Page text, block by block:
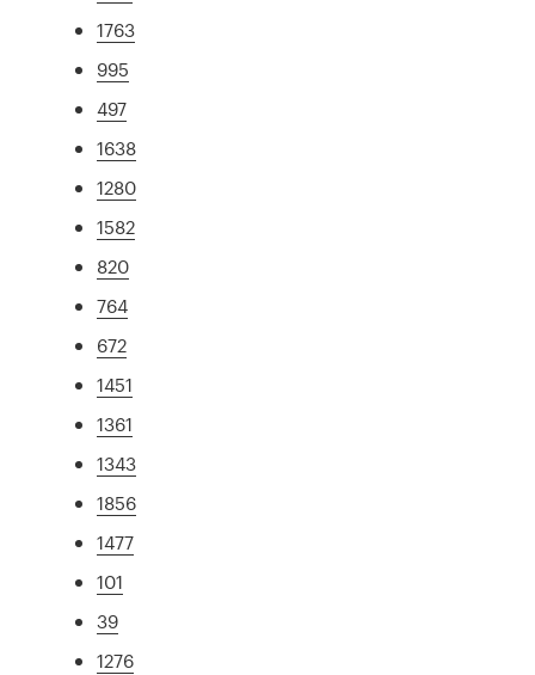
1763
995
497
1638
1280
1582
820
764
672
1451
1361
1343
1856
1477
101
39
1276